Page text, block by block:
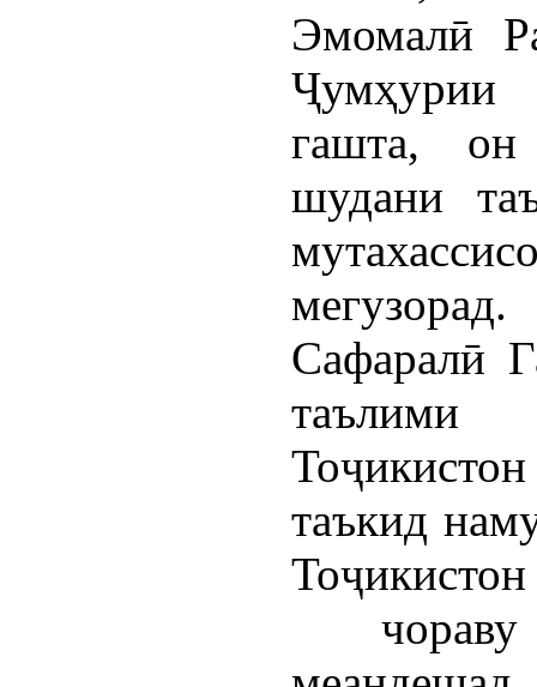
Эмомалӣ
гашта, он
шудани
мегузорад.
Сафаралӣ
таълими
таъкид
чораву